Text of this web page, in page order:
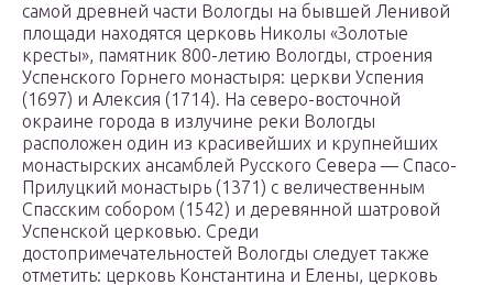
самой древней части Вологды на бывшей Ленивой
площади находятся церковь Николы «Золотые
кресты», памятник 800-летию Вологды, строения
Успенского Горнего монастыря: церкви Успения
(1697) и Алексия (1714). На северо-восточной
окраине города в излучине реки Вологды
расположен один из красивейших и крупнейших
монастырских ансамблей Русского Севера — Спасо-
Прилуцкий монастырь (1371) с величественным
Спасским собором (1542) и деревянной шатровой
Успенской церковью. Среди
достопримечательностей Вологды следует также
отметить: церковь Константина и Елены, церковь